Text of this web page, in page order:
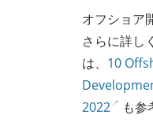
オフショア
さらに詳し
は、 10
2022
も参